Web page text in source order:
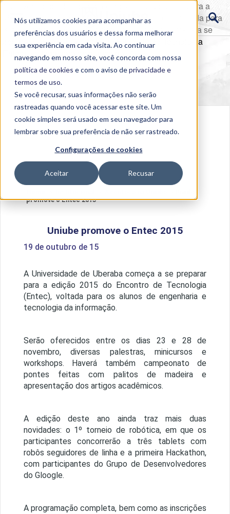
Nós utilizamos cookies para acompanhar as
preferências dos usuários e dessa forma melhorar
sua experiência em cada visita. Ao continuar
navegando em nosso site, você concorda com nossa
política de cookies e com o aviso deprivacidade e
termos de uso.
Se você recusar, suas informações não serão
rastreadas quando você acessar este site. Um
cookie simples será usado em seu navegador para
lembrar sobre sua preferência de não ser rastreado.
Configurações de cookies
Aceitar Recusar
A Universidade de Uberaba começa a se preparar para a
edição 2015 do Encontro de Tecnologia (Entec), voltada para
os alunos de...">A Universidade de Uberaba começa a se
preparar para a edição 2015 do Encontro de Tecnologia
(Entec), voltada para os alunos de...">
promove o Entec 2015
Uniube promove o Entec 2015
19 de outubro de 15
A Universidade de Uberaba começa a se preparar
para a edição 2015 do Encontro de Tecnologia
(Entec), voltada para os alunos de engenharia e
tecnologia da informação.
Serão oferecidos entre os dias 23 e 28 de
novembro, diversas palestras, minicursos e
workshops. Haverá também campeonato de
pontes feitas com palitos de madeira e
apresentação dos artigos acadêmicos.
A edição deste ano ainda traz mais duas
novidades: o 1º torneio de robótica, em que os
participantes concorrerão a três tablets com
robôs seguidores de linha e a primeira Hackathon,
com participantes do Grupo de Desenvolvedores
do Gloogle.
A programação completa, bem como as inscrições